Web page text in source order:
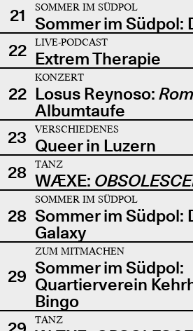
21
SOMMER IM SÜDPOL
Sommer im Südpol:
22
LIVE-PODCAST
Extrem Therapie
22
KONZERT
Losus Reynoso:
Albumtaufe
23
VERSCHIEDENES
Queer in Luzern
28
TANZ
WÆXE:
28
SOMMER IM SÜDPOL
Sommer im Südpol:
Galaxy
29
ZUM MITMACHEN
Sommer im Südpol:
Quartierverein
Bingo
TANZ